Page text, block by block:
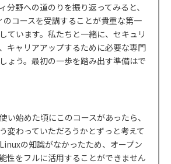
分野への道のりを振り返ってみると、
コースを受講することが貴重な第一
ています。私たちと一緒に、セキュリ
キャリアアップするために必要な専門
ょう。最初の一歩を踏み出す準備はで
い始めた頃にこのコースがあったら、
変わっていただろうかとずっと考えて
の知識がなかったため、オープン
性をフルに活用することができません